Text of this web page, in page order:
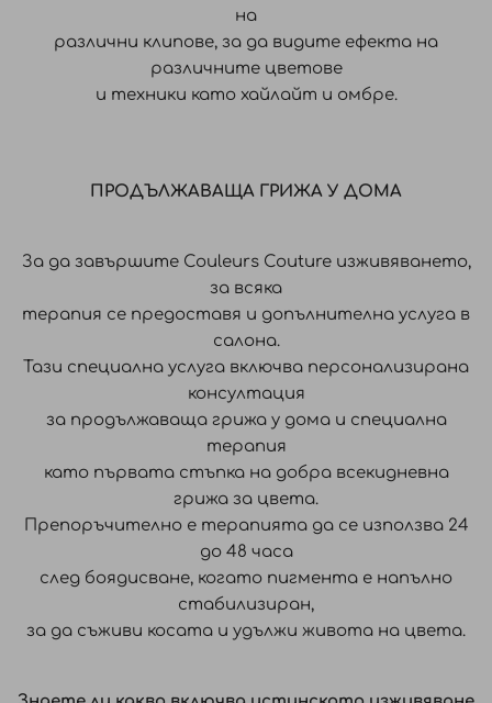
на
различни клипове, за да видите ефекта на
различните цветове
и техники като хайлайт и омбре.
ПРОДЪЛЖАВАЩА ГРИЖА У ДОМА
За да завършите Couleurs Couture изживяването,
за всяка
терапия се предоставя и допълнителна услуга в
салона.
Тази специална услуга включва персонализирана
консултация
за продължаваща грижа у дома и специална
терапия
като първата стъпка на добра всекидневна
грижа за цвета.
Препоръчително е терапията да се използва 24
до 48 часа
след боядисване, когато пигмента е напълно
стабилизиран,
за да съживи косата и удължи живота на цвета.